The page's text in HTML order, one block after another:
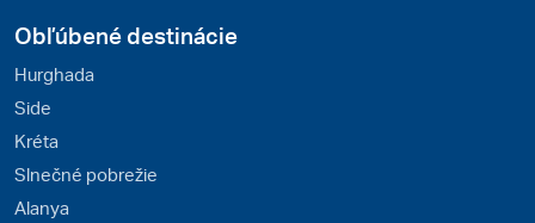
Obľúbené destinácie
Hurghada
Side
Kréta
Slnečné pobrežie
Alanya